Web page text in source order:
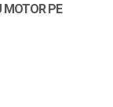
MOTOR PE